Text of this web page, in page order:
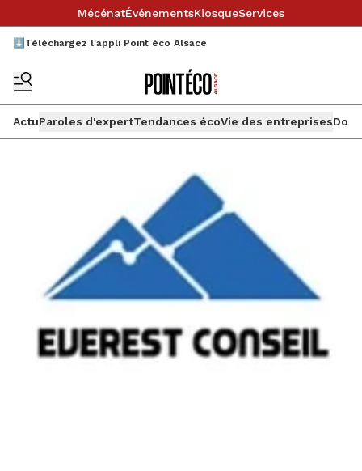
MécénatÉvénementsKiosqueServices
⬇️Téléchargez l'appli Point éco Alsace
ActuParoles d'expertTendances écoVie des entreprises